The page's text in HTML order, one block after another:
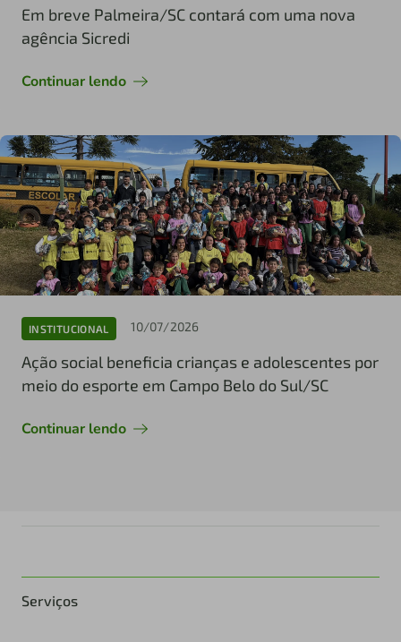
Em breve Palmeira/SC contará com uma nova
agência Sicredi
Continuar lendo
INSTITUCIONAL 10/07/2026
Ação social beneficia crianças e adolescentes por
meio do esporte em Campo Belo do Sul/SC
Continuar lendo
Serviços